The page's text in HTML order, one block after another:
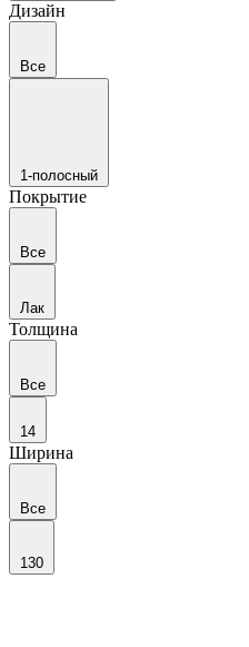
Дизайн
Все
1-полосный
Покрытие
Все
Лак
Толщина
Все
14
Ширина
Все
130